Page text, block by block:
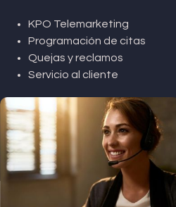
KPO Telemarketing
Programación de citas
Quejas y reclamos
Servicio al cliente